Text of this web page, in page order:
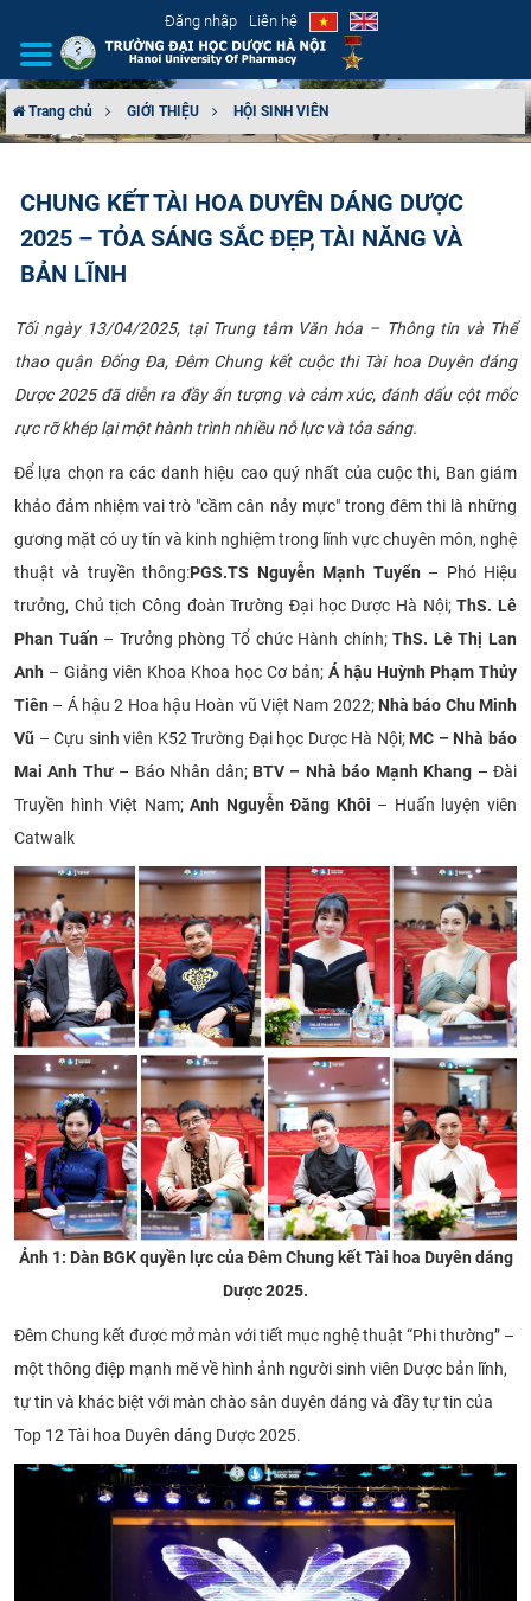
Đăng nhập Liên hệ
CƠ CẤU TỔ CHỨC
TUYỂN SINH
ĐÀO TẠO
ĐẢM BẢO CHẤT LƯỢNG
KHOA HỌC CÔNG NGHỆ
HTQT
CỰU NGƯỜI HỌC
Trang chủ GIỚI THIỆU HỘI SINH VIÊN
CHUNG KẾT TÀI HOA DUYÊN DÁNG DƯỢC
2025 – TỎA SÁNG SẮC ĐẸP, TÀI NĂNG VÀ
BẢN LĨNH
Tối ngày 13/04/2025, tại Trung tâm Văn hóa – Thông tin và Thể
thao quận Đống Đa, Đêm Chung kết cuộc thi Tài hoa Duyên dáng
Dược 2025 đã diễn ra đầy ấn tượng và cảm xúc, đánh dấu cột mốc
rực rỡ khép lại một hành trình nhiều nỗ lực và tỏa sáng.
Để lựa chọn ra các danh hiệu cao quý nhất của cuộc thi, Ban giám
khảo đảm nhiệm vai trò "cầm cân nảy mực" trong đêm thi là những
gương mặt có uy tín và kinh nghiệm trong lĩnh vực chuyên môn, nghệ
thuật và truyền thông:PGS.TS Nguyễn Mạnh Tuyển – Phó Hiệu
trưởng, Chủ tịch Công đoàn Trường Đại học Dược Hà Nội;ThS. Lê
Phan Tuấn – Trưởng phòng Tổ chức Hành chính;ThS. Lê Thị Lan
Anh – Giảng viên Khoa Khoa học Cơ bản; Á hậu Huỳnh Phạm Thủy
Tiên – Á hậu 2 Hoa hậu Hoàn vũ Việt Nam 2022; Nhà báo Chu Minh
Vũ – Cựu sinh viên K52 Trường Đại học Dược Hà Nội; MC – Nhà báo
Mai Anh Thư– Báo Nhân dân; BTV – Nhà báo Mạnh Khang – Đài
Truyền hình Việt Nam;Anh Nguyễn Đăng Khôi – Huấn luyện viên
Catwalk
Ảnh 1: Dàn BGK quyền lực của Đêm Chung kết Tài hoa Duyên dáng
Dược 2025.
Đêm Chung kết được mở màn với tiết mục nghệ thuật “Phi thường” –
một thông điệp mạnh mẽ về hình ảnh người sinh viên Dược bản lĩnh,
tự tin và khác biệt với màn chào sân duyên dáng và đầy tự tin của
Top 12 Tài hoa Duyên dáng Dược 2025.